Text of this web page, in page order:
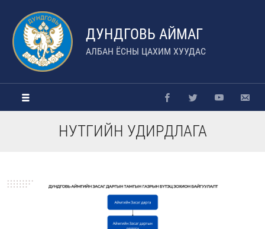
ДУНДГОВЬ АЙМАГ
АЛБАН ЁСНЫ ЦАХИМ ХУУДАС
НУТГИЙН УДИРДЛАГА